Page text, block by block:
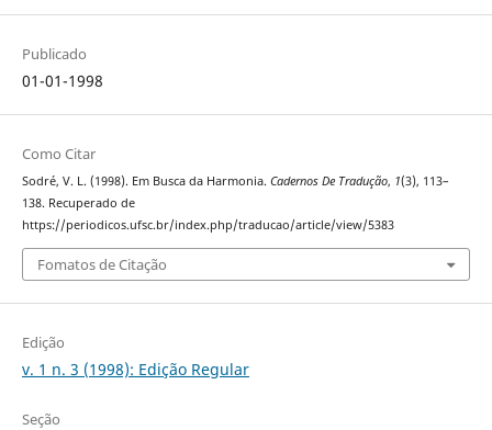
Publicado
01-01-1998
Como Citar
Sodré, V. L. (1998). Em Busca da Harmonia. Cadernos De Tradução, 1(3), 113–
138. Recuperado de
https://periodicos.ufsc.br/index.php/traducao/article/view/5383
Fomatos de Citação
Edição
v. 1 n. 3 (1998): Edição Regular
Seção